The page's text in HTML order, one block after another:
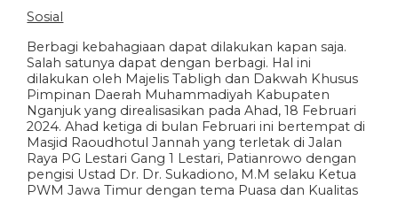
Sosial
Berbagi kebahagiaan dapat dilakukan kapan saja.
Salah satunya dapat dengan berbagi. Hal ini
dilakukan oleh Majelis Tabligh dan Dakwah Khusus
Pimpinan Daerah Muhammadiyah Kabupaten
Nganjuk yang direalisasikan pada Ahad, 18 Februari
2024. Ahad ketiga di bulan Februari ini bertempat di
Masjid Raoudhotul Jannah yang terletak di Jalan
Raya PG Lestari Gang 1 Lestari, Patianrowo dengan
pengisi Ustad Dr. Dr. Sukadiono, M.M selaku Ketua
PWM Jawa Timur dengan tema Puasa dan Kualitas